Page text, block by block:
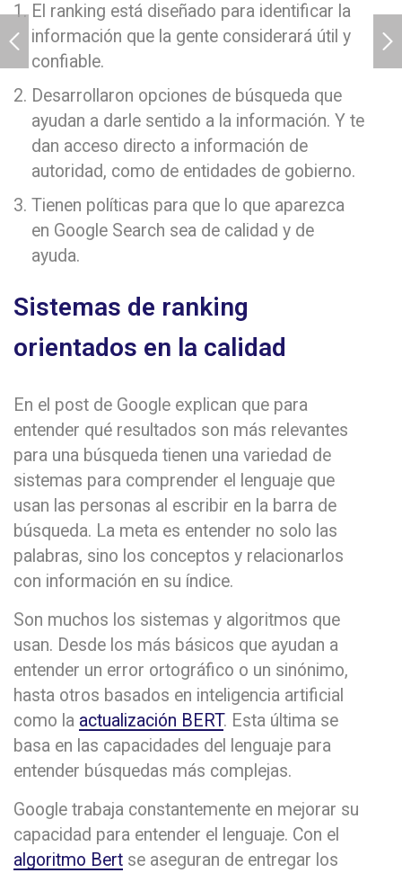
El ranking está diseñado para identificar la
información que la gente considerará útil y
confiable.
Desarrollaron opciones de búsqueda que
ayudan a darle sentido a la información. Y te
dan acceso directo a información de
autoridad, como de entidades de gobierno.
Tienen políticas para que lo que aparezca
en Google Search sea de calidad y de
ayuda.
Sistemas de ranking
orientados en la calidad
En el post de Google explican que para
entender qué resultados son más relevantes
para una búsqueda tienen una variedad de
sistemas para comprender el lenguaje que
usan las personas al escribir en la barra de
búsqueda. La meta es entender no solo las
palabras, sino los conceptos y relacionarlos
con información en su índice.
Son muchos los sistemas y algoritmos que
usan. Desde los más básicos que ayudan a
entender un error ortográfico o un sinónimo,
hasta otros basados en inteligencia artificial
como la actualización BERT. Esta última se
basa en las capacidades del lenguaje para
entender búsquedas más complejas.
Google trabaja constantemente en mejorar su
capacidad para entender el lenguaje. Con el
algoritmo Bert se aseguran de entregar los